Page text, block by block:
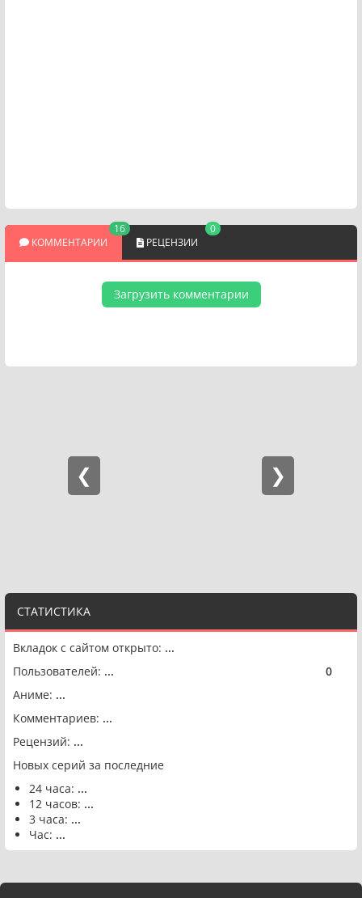
СТАТИСТИКА
Вкладок с сайтом открыто: ...
Пользователей: ... 0
Аниме: ...
Комментариев: ...
Рецензий: ...
Новых серий за последние
24 часа: ...
12 часов: ...
3 часа: ...
Час: ...
КОММЕНТАРИИ
16
РЕЦЕНЗИИ
0
Загрузить комментарии